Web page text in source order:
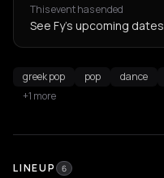
This event has ended
See Fy's upcoming dates
greek pop pop dance
+1 more
LINEUP 6